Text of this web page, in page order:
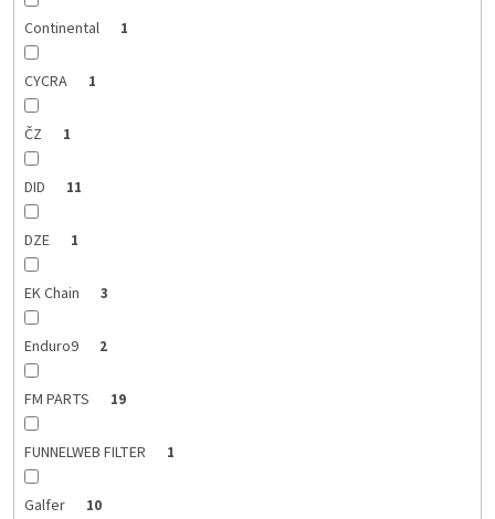
Continental 1
CYCRA 1
ČZ 1
DID 11
DZE 1
EK Chain 3
Enduro9 2
FM PARTS 19
FUNNELWEB FILTER 1
Galfer 10